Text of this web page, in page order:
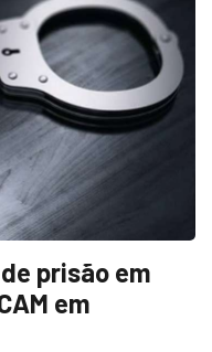
prisão em
em